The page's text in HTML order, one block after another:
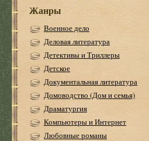
Жанры
Военное дело
Деловая литература
Детективы и Триллеры
Детское
Документальная литература
Домоводство (Дом и семья)
Драматургия
Компьютеры и Интернет
Любовные романы